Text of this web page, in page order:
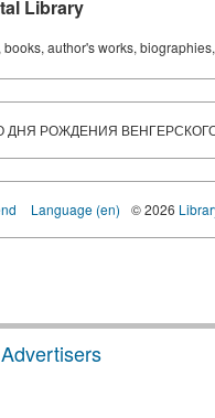
Library
author's works,
ДНЯ РОЖДЕНИЯ
Language (en) © 2026